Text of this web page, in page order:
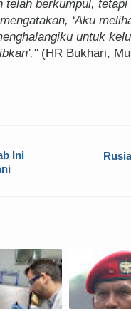
telah berkumpul,
‘Aku
untuk
(HR Bukhari,
Ini